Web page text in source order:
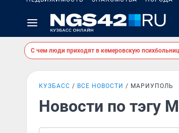
С чем люди приходят в кемеровскую
КУЗБАСС ВСЕ НОВОСТИ МАРИУПОЛЬ
Новости по тэгу